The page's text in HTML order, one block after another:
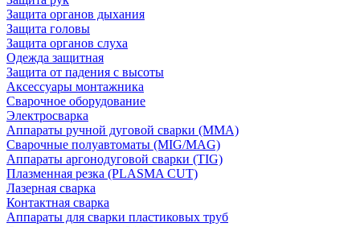
Защита органов дыхания
Защита головы
Защита органов слуха
Одежда защитная
Защита от падения с высоты
Аксессуары монтажника
Сварочное оборудование
Электросварка
Аппараты ручной дуговой сварки (MMA)
Сварочные полуавтоматы (MIG/MAG)
Аппараты аргонодуговой сварки (TIG)
Плазменная резка (PLASMA CUT)
Лазерная сварка
Контактная сварка
Аппараты для сварки пластиковых труб